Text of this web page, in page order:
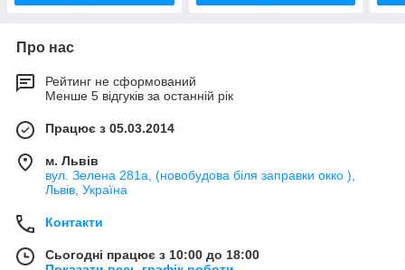
Про нас
Рейтинг не сформований
Менше 5 відгуків за останній рік
Працює з 05.03.2014
м. Львів
вул. Зелена 281а, (новобудова біля заправки окко ),
Львів, Україна
Контакти
Сьогодні працює з 10:00 до 18:00